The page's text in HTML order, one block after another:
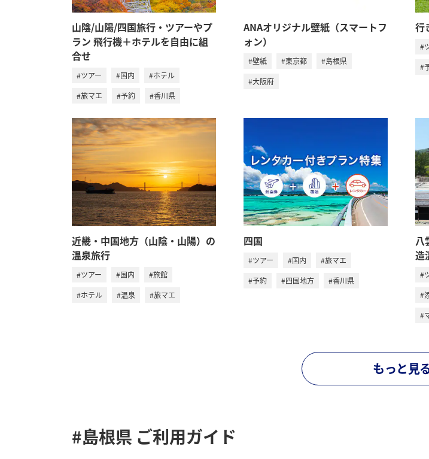
山陰/山陽/四国旅行・ツアーやプ
ラン 飛行機＋ホテルを自由に組
合せ
#ツアー #国内
#ホテル
#旅マエ
#予約 #香川県
ANAオリジナル壁紙（スマートフ
ォン）
#壁紙 #東京都
#島根県
#大阪府
行
#
#
近畿・中国地方（山陰・山陽）の
温泉旅行
#ツアー #国内
#旅館
#ホテル
#温泉 #旅マエ
四国
#ツアー #国内
#旅マエ
#予約
#四国地方 #香川県
八
造
#
#
#
もっと見
#島根県 ご利用ガイド